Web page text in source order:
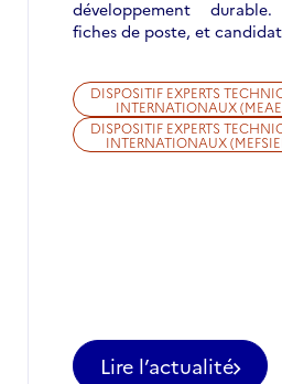
développement
fiches de poste, et
DISPOSITIF EXPERTS
INTERNATIONAUX
DISPOSITIF EXPERTS
INTERNATIONAUX
Lire l’actualité
-